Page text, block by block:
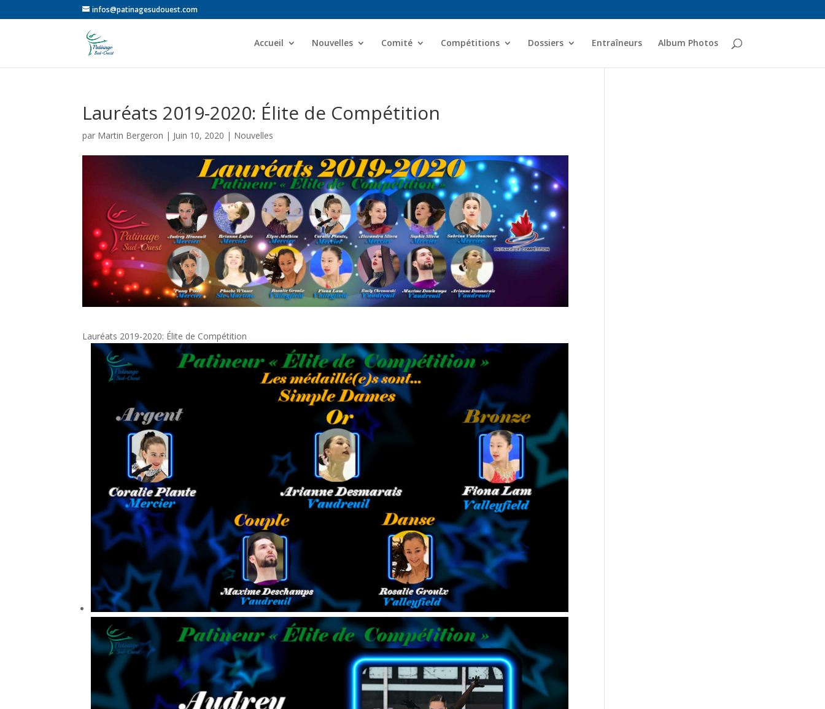
infos@patinagesudouest.com
Accueil Nouvelles Comité Compétitions Dossiers Entraîneurs Album Photos
Lauréats 2019-2020: Élite de Compétition
par Martin Bergeron | Juin 10, 2020 | Nouvelles
Lauréats 2019-2020: Élite de Compétition